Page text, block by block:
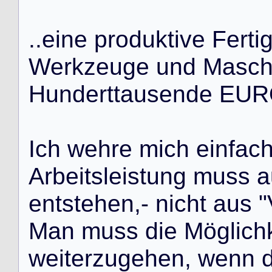
..eine produktive Ferti
Werkzeuge und Masc
Hunderttausende EUR
Ich wehre mich einfac
Arbeitsleistung muss a
entstehen,- nicht aus "
Man muss die Möglich
weiterzugehen, wenn